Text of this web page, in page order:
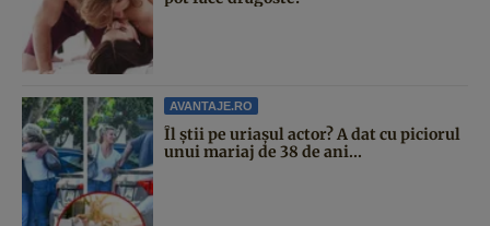
AVANTAJE.RO
Îl știi pe uriașul actor? A dat cu piciorul
unui mariaj de 38 de ani...